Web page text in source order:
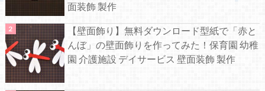
面装飾 製作
【壁面飾り】無料ダウンロード型紙で「赤と
んぼ」の壁面飾りを作ってみた！保育園 幼稚
園 介護施設 デイサービス 壁面装飾 製作